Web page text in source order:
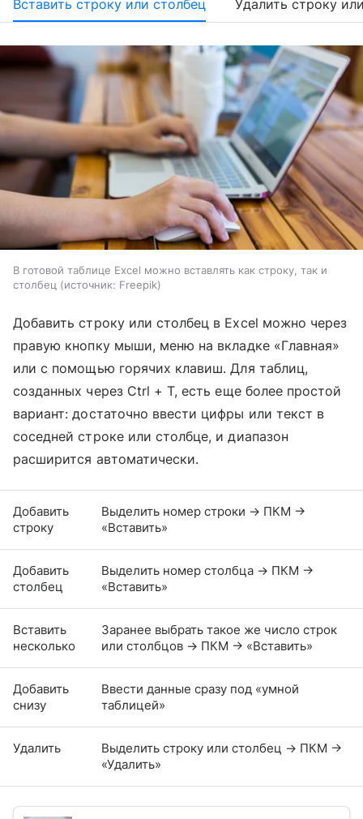
Вставить строку или столбец Удалить строку
В готовой таблице Excel можно вставлять как строку, так и
столбец
источник: Freepik
Добавить строку или столбец в Excel можно через
правую кнопку мыши, меню на вкладке «Главная»
или с помощью горячих клавиш. Для таблиц,
созданных через Ctrl + T, есть еще более простой
вариант: достаточно ввести цифры или текст в
соседней строке или столбце, и диапазон
расширится автоматически.
Добавить
строку
Выделить номер строки → ПКМ →
«Вставить»
Добавить
столбец
Выделить номер столбца → ПКМ →
«Вставить»
Вставить
несколько
Заранее выбрать такое же число строк
или столбцов → ПКМ → «Вставить»
Добавить
снизу
Ввести данные сразу под «умной
таблицей»
Удалить
Выделить строку или столбец → ПКМ →
«Удалить»